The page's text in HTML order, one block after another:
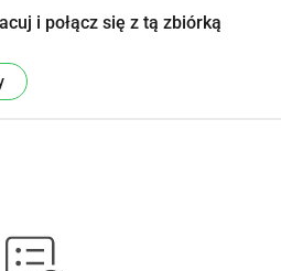
i połącz się z tą zbiórką